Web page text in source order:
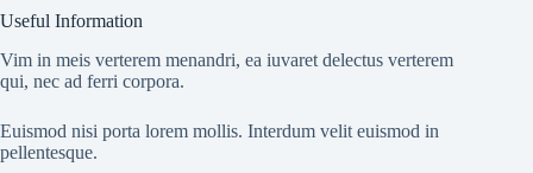
Useful Information
Vim in meis verterem menandri, ea iuvaret delectus verterem
qui, nec ad ferri corpora.
Euismod nisi porta lorem mollis. Interdum velit euismod in
pellentesque.